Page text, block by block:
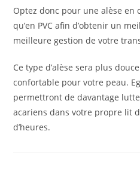
Optez donc pour une alèse
qu’en PVC afin d’obtenir un
meilleure gestion de votre
Ce type d’alèse sera plus
confortable pour votre peau.
permettront de davantage
acariens dans votre propre lit
d’heures.